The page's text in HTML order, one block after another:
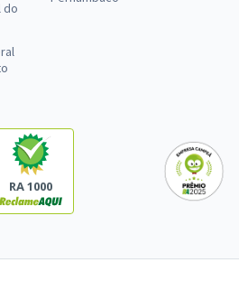
do
RA 1000